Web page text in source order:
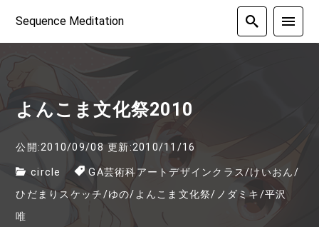
Sequence Meditation
よんこま文化祭2010
公開:2010/09/08 更新:2010/11/16
circle GA芸術科アートデザインクラス/けいおん/
ひだまりスケッチ/ゆの/よんこま文化祭/ ノダミキ/平沢
唯